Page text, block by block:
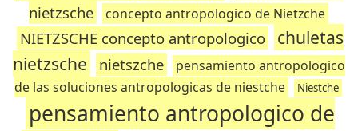
nietzsche
concepto antropologico de Nietzche
NIETZSCHE concepto antropologico
chuletas
nietzsche
nietszche
pensamiento antropologico
de las soluciones antropologicas de niestche
Niestche
pensamiento antropologico de